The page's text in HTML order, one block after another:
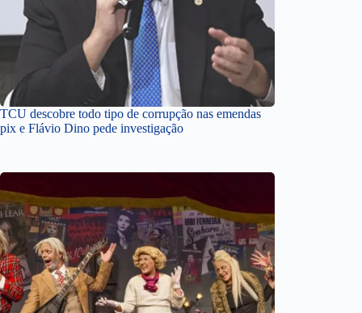
TCU descobre todo tipo de corrupção nas emendas
pix e Flávio Dino pede investigação